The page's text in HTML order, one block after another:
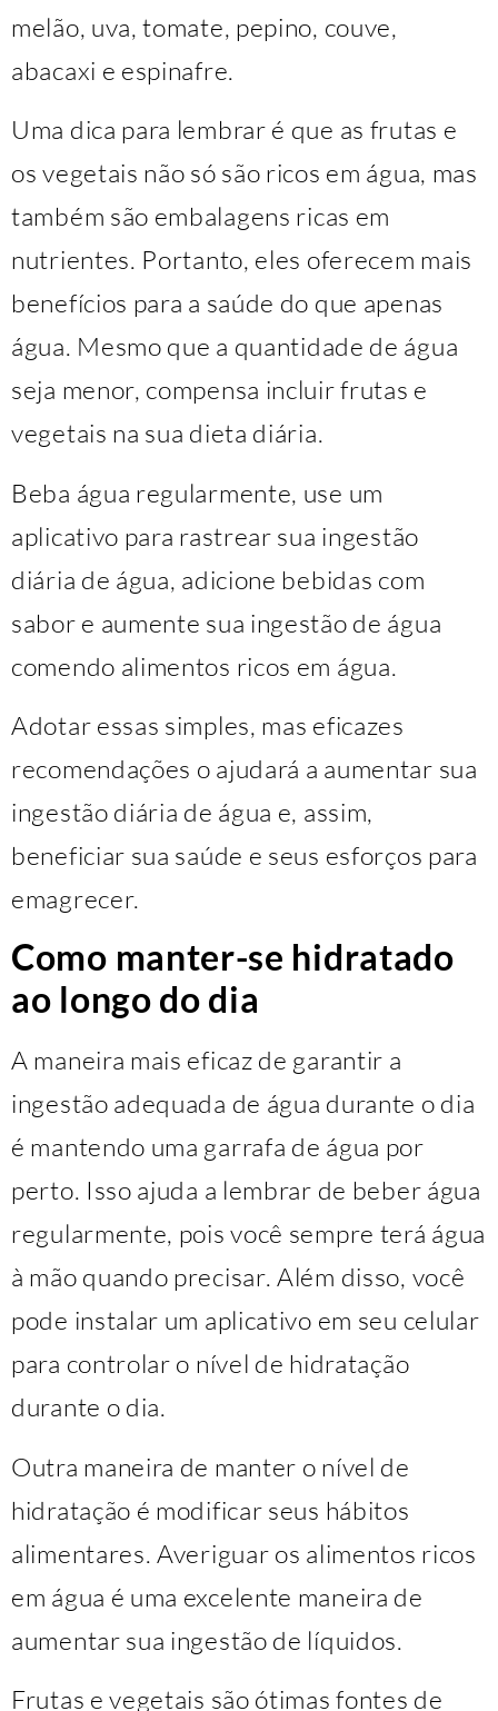
melão, uva, tomate, pepino, couve,
abacaxi e espinafre.
Uma dica para lembrar é que as frutas e
os vegetais não só são ricos em água, mas
também são embalagens ricas em
nutrientes. Portanto, eles oferecem mais
benefícios para a saúde do que apenas
água. Mesmo que a quantidade de água
seja menor, compensa incluir frutas e
vegetais na sua dieta diária.
Beba água regularmente, use um
aplicativo para rastrear sua ingestão
diária de água, adicione bebidas com
sabor e aumente sua ingestão de água
comendo alimentos ricos em água.
Adotar essas simples, mas eficazes
recomendações o ajudará a aumentar sua
ingestão diária de água e, assim,
beneficiar sua saúde e seus esforços para
emagrecer.
Como manter-se hidratado
ao longo do dia
A maneira mais eficaz de garantir a
ingestão adequada de água durante o dia
é mantendo uma garrafa de água por
perto. Isso ajuda a lembrar de beber água
regularmente, pois você sempre terá água
à mão quando precisar. Além disso, você
pode instalar um aplicativo em seu celular
para controlar o nível de hidratação
durante o dia.
Outra maneira de manter o nível de
hidratação é modificar seus hábitos
alimentares. Averiguar os alimentos ricos
em água é uma excelente maneira de
aumentar sua ingestão de líquidos.
Frutas e vegetais são ótimas fontes de